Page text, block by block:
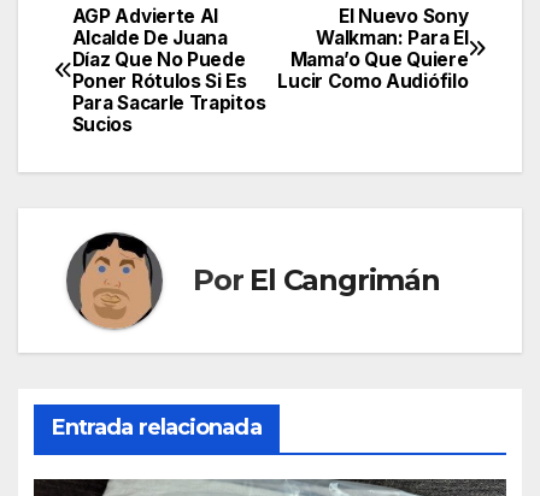
Navegación
de
entradas
El Nuevo Sony
Walkman: Para El
Mama’o Que Quiere
Lucir Como Audiófilo
AGP Advierte Al
Alcalde De Juana
Díaz Que No Puede
Poner Rótulos Si Es
Para Sacarle Trapitos
Sucios
Por El Cangrimán
Entrada relacionada